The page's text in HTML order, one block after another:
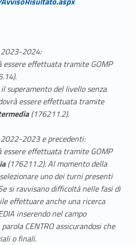
2024:
essere effettuata tramite GOMP
superamento del livello senza
essere effettuata tramite
(176211.2).
2023 e precedenti:
essere effettuata tramite GOMP
(176211.2). Al momento della
uno dei turni presenti
si ravvisano difficoltà nelle fasi di
effettuare anche una ricerca
inserendo nel campo
CENTRO assicurandosi che
o finali.